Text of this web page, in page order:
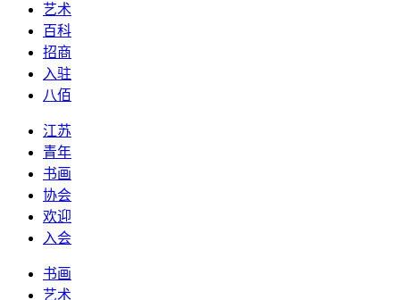
艺术
百科
招商
入驻
八佰
江苏
青年
书画
协会
欢迎
入会
书画
艺术